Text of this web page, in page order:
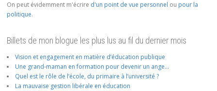
On peut évidemment m'écrire d'un point de vue personnel ou pour la
politique.
Billets de mon blogue les plus lus au fil du dernier mois
Vision et engagement en matière d’éducation publique
Une grand-maman en formation pour devenir un ange…
Quel est le rôle de l’école, du primaire à l’université ?
La mauvaise gestion libérale en éducation